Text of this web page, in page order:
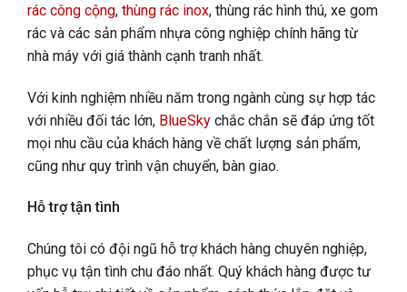
rác công cộng, thùng rác inox, thùng rác hình thú, xe gom
rác và các sản phẩm nhựa công nghiệp chính hãng từ
nhà máy với giá thành cạnh tranh nhất.
Với kinh nghiệm nhiều năm trong ngành cùng sự hợp tác
với nhiều đối tác lớn, BlueSky chắc chắn sẽ đáp ứng tốt
mọi nhu cầu của khách hàng về chất lượng sản phẩm,
cũng như quy trình vận chuyển, bàn giao.
Hỗ trợ tận tình
Chúng tôi có đội ngũ hỗ trợ khách hàng chuyên nghiệp,
phục vụ tận tình chu đáo nhất. Quý khách hàng được tư